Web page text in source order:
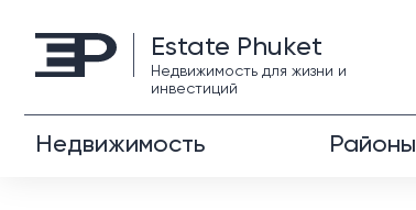
Estate Phuket
Недвижимость для жизни и
инвестиций
Недвижимость Районы